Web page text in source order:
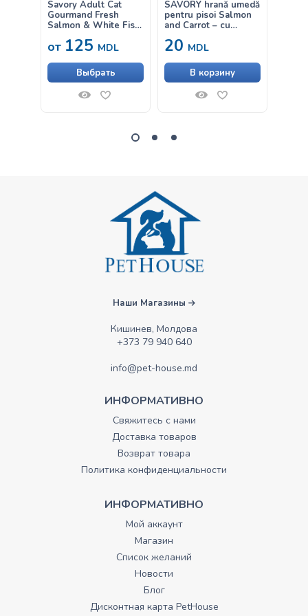
Savory Adult Cat
Gourmand Fresh
Salmon & White Fish
echilibrată, cu
cereale, pe bază de
somon proaspăt și
pisici adulte
от 125 MDL
Выбрать
SAVORY hrană umedă
pentru pisoi Salmon
and Carrot – cu
sos 85g
20 MDL
В корзину
Наши Магазины
Кишинев, Молдова
+373 79 940 640
info@pet-house.md
ИНФОРМАТИВНО
Свяжитесь с нами
Доставка товаров
Возврат товара
Политика конфиденциальности
ИНФОРМАТИВНО
Мой аккаунт
Магазин
Список желаний
Новости
Блог
Дисконтная карта PetHouse